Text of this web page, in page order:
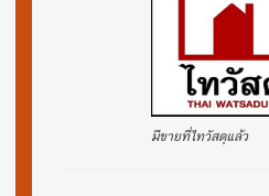
มีขายที่ไทวัสดุแล้ว